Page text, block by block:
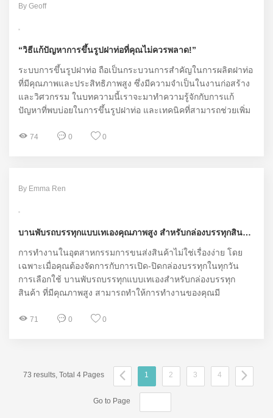
By Geoff
“วิธีแก้ปัญหาการขึ้นรูปฝาท่อที่คุณไม่ควรพลาด!”
ระบบการขึ้นรูปฝาท่อ ถือเป็นกระบวนการสำคัญในการผลิตฝาท่อ
ที่มีคุณภาพและประสิทธิภาพสูง ซึ่งมีความจำเป็นในงานก่อสร้าง
และวิศวกรรม ในบทความนี้เราจะมาทำความรู้จักกับการแก้
ปัญหาที่พบบ่อยในการขึ้นรูปฝาท่อ และเทคนิคที่สามารถช่วยเพิ่ม
ต่าง ๆ ของแบรนด์ Sino ที่ได้รับการยอมรับในอุตสาหกรรมอย่าง
74 0 0
By Emma Ren
บานพับรถบรรทุกแบบเทเองคุณภาพสูง สำหรับกล่องบรรทุกสินค้า เพิ่มประสิทธิภาพการทำงาน
การทำงานในอุตสาหกรรมการขนส่งสินค้าไม่ใช่เรื่องง่าย โดย
เฉพาะเมื่อคุณต้องจัดการกับการเปิด-ปิดกล่องบรรทุกในทุกวัน
การเลือกใช้ บานพับรถบรรทุกแบบเทเองสำหรับกล่องบรรทุก
สินค้า ที่มีคุณภาพสูง สามารถทำให้การทำงานของคุณมี
ทำความรู้จักกับคุณสมบัติ ข้อดีและข้อเสีย รวมถึงการแนะนำ
71 0 0
73 results, Total 4 Pages 1 2 3 4
Go to Page